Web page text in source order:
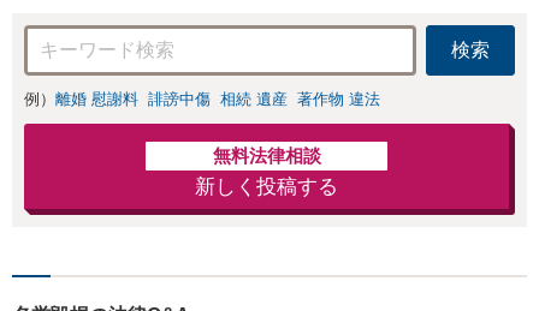
検索
例） 離婚 慰謝料 誹謗中傷 相続 遺産 著作物 違法
無料法律相談
新しく投稿する